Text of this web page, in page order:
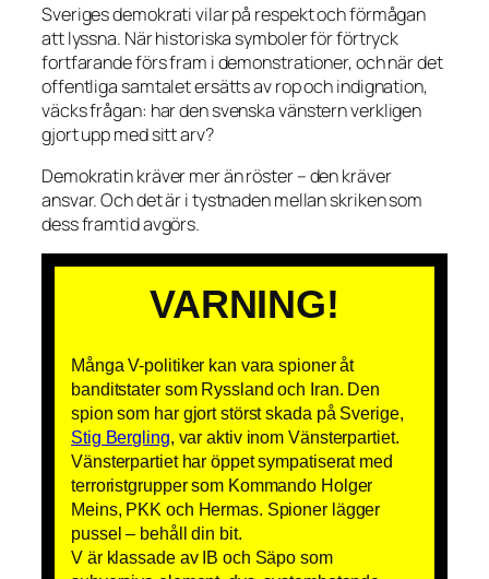
Sveriges demokrati vilar på respekt och förmågan
att lyssna. När historiska symboler för förtryck
fortfarande förs fram i demonstrationer, och när det
offentliga samtalet ersätts av rop och indignation,
väcks frågan: har den svenska vänstern verkligen
gjort upp med sitt arv?
Demokratin kräver mer än röster – den kräver
ansvar. Och det är i tystnaden mellan skriken som
dess framtid avgörs.
VARNING!
Många V-politiker kan vara spioner åt
banditstater som Ryssland och Iran. Den
spion som har gjort störst skada på Sverige,
Stig Bergling, var aktiv inom Vänsterpartiet.
Vänsterpartiet har öppet sympatiserat med
terroristgrupper som Kommando Holger
Meins, PKK och Hermas. Spioner lägger
pussel – behåll din bit.
V är klassade av IB och Säpo som